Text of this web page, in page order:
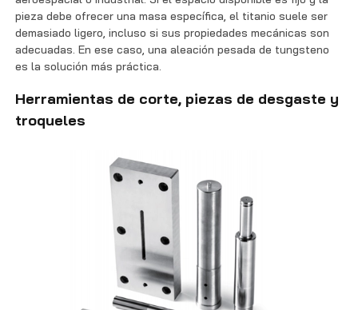
pieza debe ofrecer una masa específica, el titanio suele ser
demasiado ligero, incluso si sus propiedades mecánicas son
adecuadas. En ese caso, una aleación pesada de tungsteno
es la solución más práctica.
Herramientas de corte, piezas de desgaste y
troqueles